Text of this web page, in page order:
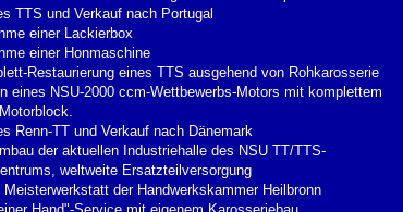
TTS und Verkauf nach Portugal
einer Lackierbox
einer Honmaschine
Restaurierung eines TTS ausgehend von Rohkarosserie
eines NSU-2000 ccm-Wettbewerbs-Motors mit komplettem
Renn-TT und Verkauf nach Dänemark
der aktuellen Industriehalle des NSU TT/TTS-
weltweite Ersatzteilversorgung
Meisterwerkstatt der Handwerkskammer Heilbronn